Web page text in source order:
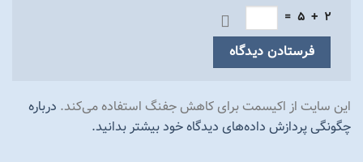
2
+
5
=
این سایت از اکیسمت برای کاهش جفنگ استفاده می‌کند. درباره
چگونگی پردازش داده‌های دیدگاه خود بیشتر بدانید.